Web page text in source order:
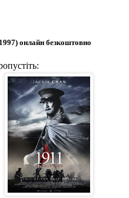
онлайн безкоштовно